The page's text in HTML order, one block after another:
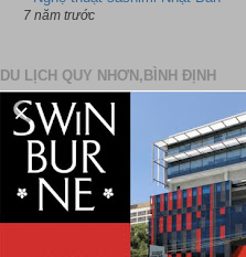
7 năm trước
DU LỊCH QUY NHƠN,BÌNH ĐỊNH